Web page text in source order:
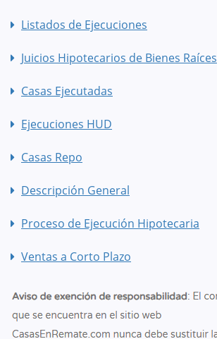
Listados de Ejecuciones
Juicios Hipotecarios de Bienes Raíces
Casas Ejecutadas
Ejecuciones HUD
Casas Repo
Descripción General
Proceso de Ejecución Hipotecaria
Ventas a Corto Plazo